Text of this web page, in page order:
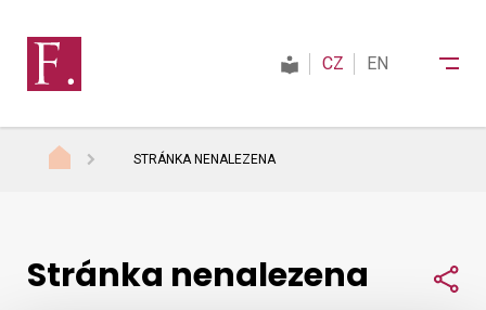
Daně
CZ EN
STRÁNKA NENALEZENA
Stránka nenalezena